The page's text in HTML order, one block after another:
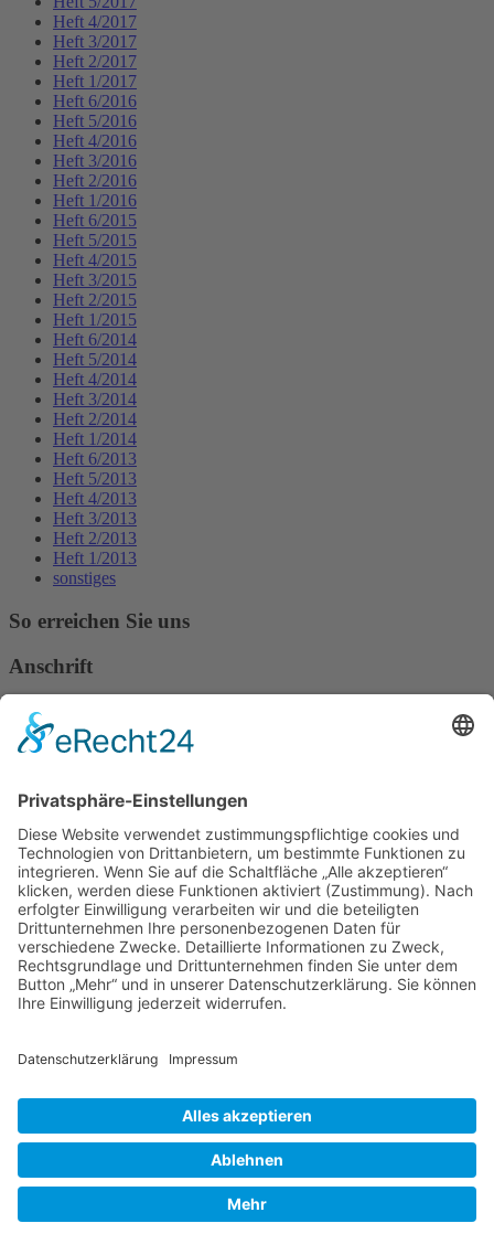
Heft 4/2017
Heft 3/2017
Heft 2/2017
Heft 1/2017
Heft 6/2016
Heft 5/2016
Heft 4/2016
Heft 3/2016
Heft 2/2016
Heft 1/2016
Heft 6/2015
Heft 5/2015
Heft 4/2015
Heft 3/2015
Heft 2/2015
Heft 1/2015
Heft 6/2014
Heft 5/2014
Heft 4/2014
Heft 3/2014
Heft 2/2014
Heft 1/2014
Heft 6/2013
Heft 5/2013
Heft 4/2013
Heft 3/2013
Heft 2/2013
Heft 1/2013
sonstiges
So erreichen Sie uns
Anschrift
Verband Deutscher Tierheilpraktiker e.V.
Verbandsverwaltung
Am Rosenbraken 12
E-Mail
Diese E-Mail-Adresse ist vor Spambots geschützt! Zur Anzeige
muss JavaScript eingeschaltet sein!
Diese E-Mail-Adresse ist vor Spambots geschützt! Zur Anzeige
muss JavaScript eingeschaltet sein!
Telefon Service-Team
Tel: 0261-1349 5200
Tel: 0172-546 19 20
Datenschutzerklärung
Der Gesundheitsverband für Tiertherapeuten
VDT bei Facebook